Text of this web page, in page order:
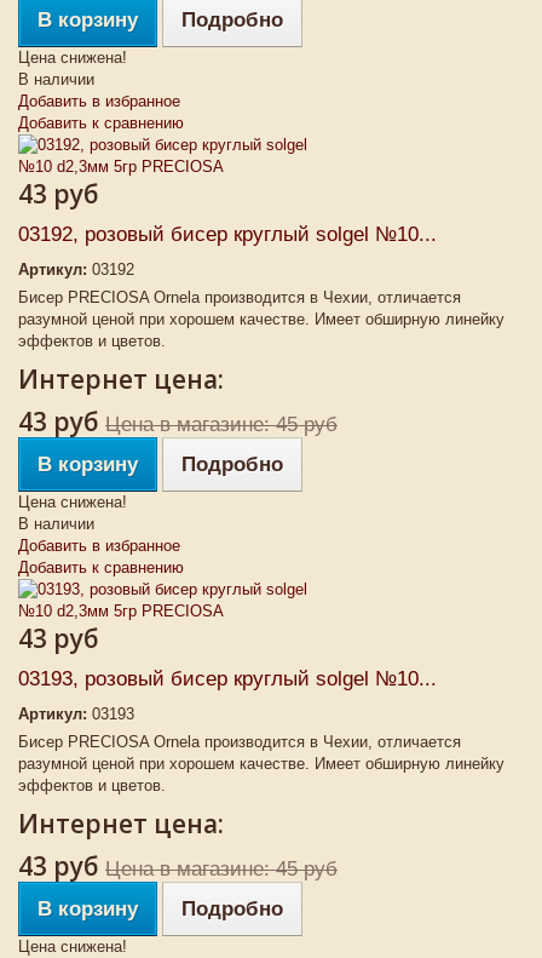
В корзину Подробно
Цена снижена!
В наличии
Добавить в избранное
Добавить к сравнению
43 руб
03192, розовый бисер круглый solgel №10...
Артикул: 03192
Бисер PRECIOSA Ornela производится в Чехии, отличается
разумной ценой при хорошем качестве. Имеет обширную линейку
эффектов и цветов.
Интернет цена:
43 руб Цена в магазине: 45 руб
В корзину
Подробно
Цена снижена!
В наличии
Добавить в избранное
Добавить к сравнению
43 руб
03193, розовый бисер круглый solgel №10...
Артикул: 03193
Бисер PRECIOSA Ornela производится в Чехии, отличается
разумной ценой при хорошем качестве. Имеет обширную линейку
эффектов и цветов.
Интернет цена:
43 руб Цена в магазине: 45 руб
В корзину
Подробно
Цена снижена!